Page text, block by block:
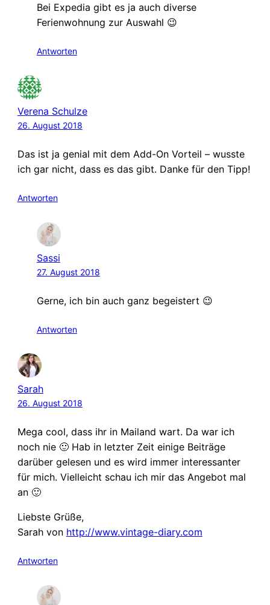
Bei Expedia gibt es ja auch diverse
Ferienwohnung zur Auswahl 😉
Antworten
Verena Schulze
26. August 2018
Das ist ja genial mit dem Add-On Vorteil – wusste
ich gar nicht, dass es das gibt. Danke für den Tipp!
Antworten
Sassi
27. August 2018
Gerne, ich bin auch ganz begeistert 😉
Antworten
Sarah
26. August 2018
Mega cool, dass ihr in Mailand wart. Da war ich
noch nie 🙂 Hab in letzter Zeit einige Beiträge
darüber gelesen und es wird immer interessanter
für mich. Vielleicht schau ich mir das Angebot mal
an 🙂
Liebste Grüße,
Sarah von http://www.vintage-diary.com
Antworten